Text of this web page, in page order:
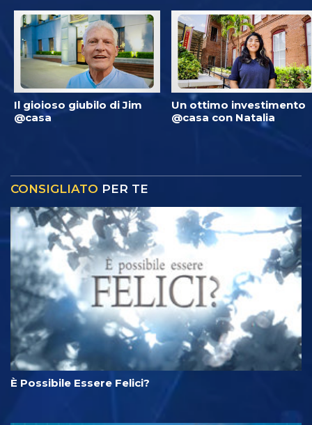
Il gioioso giubilo di Jim
@casa
Un ottimo investimento
@casa con Natalia
CONSIGLIATO PER TE
È Possibile Essere Felici?